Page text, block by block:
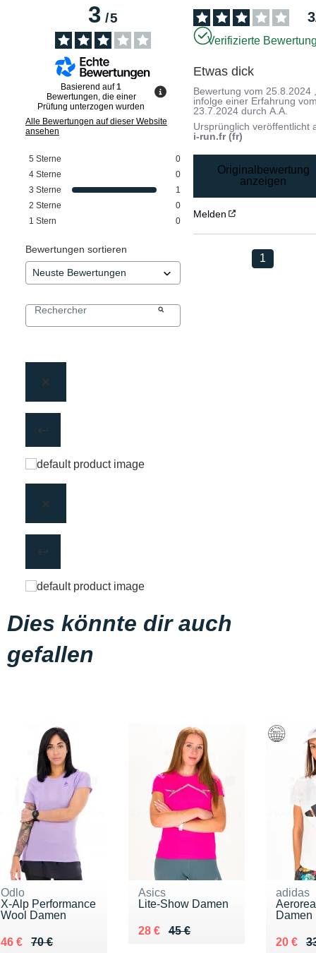
3/5
Basierend auf1
Bewertungen, die einer
Prüfung unterzogen wurden
Alle Bewertungen auf dieser Website
ansehen
5 Sterne
0
4 Sterne
0
3 Sterne
1
2 Sterne
0
1 Stern 0
Bewertungen sortieren
3
Verifizierte
Etwas dick
Bewertung vom 25.8.2024
infolge einer Erfahrung
23.7.2024 durchA.A.
Ursprünglich veröffentlicht
i-run.fr (fr)
Originalbewertung
anzeigen
Melden
1
Dies könnte dir auch
gefallen
Odlo
X-Alp Performance
Wool Damen
70 €
Au lieu de 70 €
46 €
Vendu 46 €
Asics
Lite-Show Damen
45 €
Au lieu de 45 €
28 €
Vendu 28 €
adidas
Damen
Au lieu
20 €
Vendu